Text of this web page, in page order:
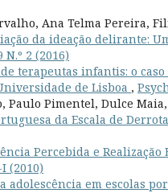
Ana Telma Pereira,
da ideação delirante:
N.º 2 (2016)
terapeutas infantis: o caso
de Lisboa ,
Paulo Pimentel, Dulce Maia,
da Escala de
Percebida e Realização
(2010)
adolescência em escolas